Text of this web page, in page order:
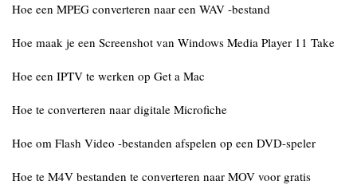
Hoe een MPEG converteren naar een WAV -bestand
Hoe maak je een Screenshot van Windows Media Player 11 Take
Hoe een IPTV te werken op Get a Mac
Hoe te converteren naar digitale Microfiche
Hoe om Flash Video -bestanden afspelen op een DVD-speler
Hoe te M4V bestanden te converteren naar MOV voor gratis